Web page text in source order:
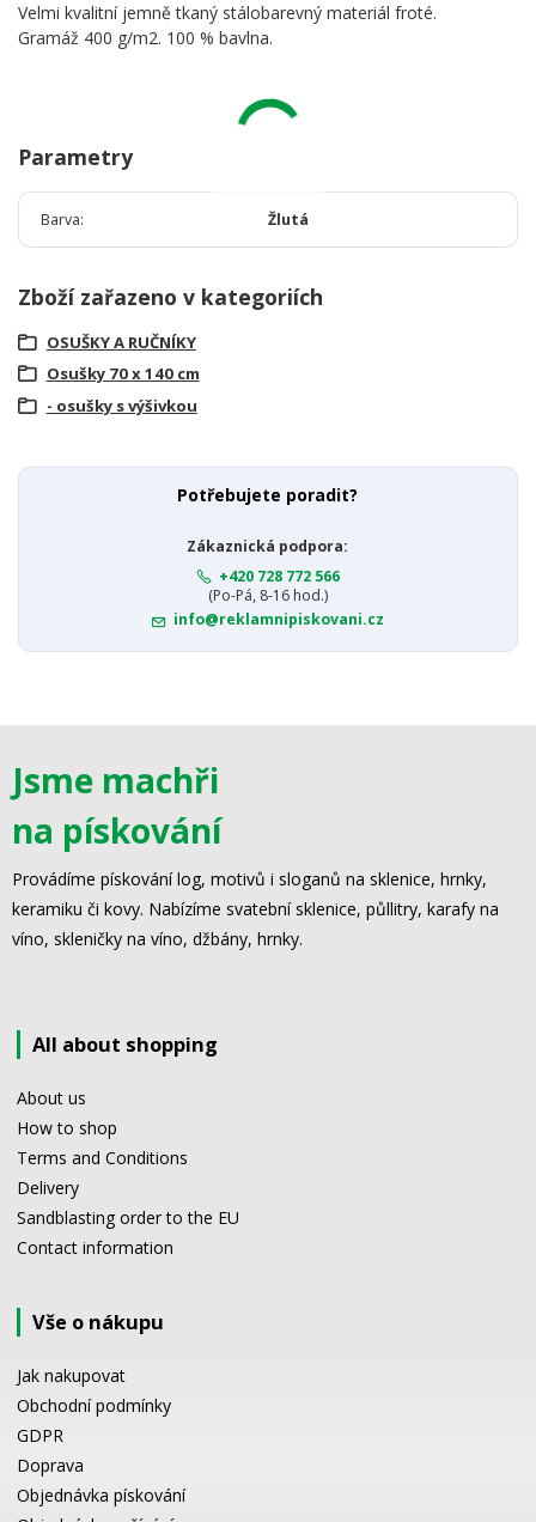
Velmi kvalitní jemně tkaný stálobarevný materiál froté.
Gramáž 400 g/m2. 100 % bavlna.
Parametry
Barva Žlutá
Zboží zařazeno v kategoriích
OSUŠKY A RUČNÍKY
Osušky 70 x 140 cm
- osušky s výšivkou
Potřebujete poradit?
Zákaznická podpora:
+420 728 772 566
(Po-Pá, 8-16 hod.)
info@reklamnipiskovani.cz
Jsme machři
na pískování
Provádíme pískování log, motivů i sloganů na sklenice, hrnky,
keramiku či kovy. Nabízíme svatební sklenice, půllitry, karafy na
víno, skleničky na víno, džbány, hrnky.
All about shopping
About us
How to shop
Terms and Conditions
Delivery
Sandblasting order to the EU
Contact information
Vše o nákupu
Jak nakupovat
Obchodní podmínky
GDPR
Doprava
Objednávka pískování